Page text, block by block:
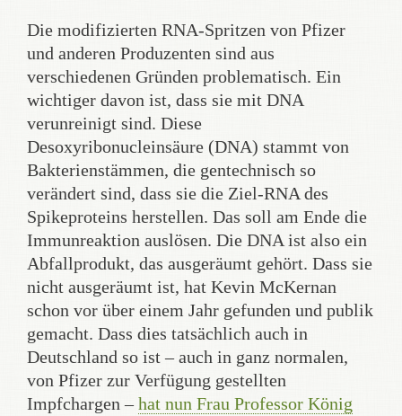
Die modifizierten RNA-Spritzen von Pfizer
und anderen Produzenten sind aus
verschiedenen Gründen problematisch. Ein
wichtiger davon ist, dass sie mit DNA
verunreinigt sind. Diese
Desoxyribonucleinsäure (DNA) stammt von
Bakterienstämmen, die gentechnisch so
verändert sind, dass sie die Ziel-RNA des
Spikeproteins herstellen. Das soll am Ende die
Immunreaktion auslösen. Die DNA ist also ein
Abfallprodukt, das ausgeräumt gehört. Dass sie
nicht ausgeräumt ist, hat Kevin McKernan
schon vor über einem Jahr gefunden und publik
gemacht. Dass dies tatsächlich auch in
Deutschland so ist – auch in ganz normalen,
von Pfizer zur Verfügung gestellten
Impfchargen –hat nun Frau Professor König